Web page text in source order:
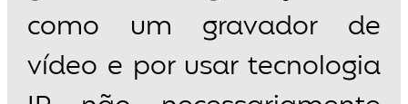
como um gravador de
vídeo e por usar tecnologia